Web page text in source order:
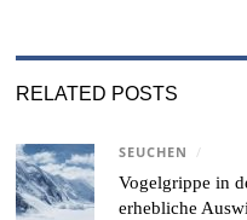
RELATED POSTS
SEUCHEN /
Vogelgrippe in
erhebliche